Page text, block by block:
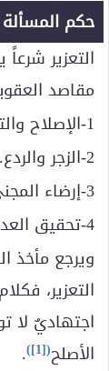
حكم المسألة
التعزير
مقاصد
1-الإصلاح والتأديب.
2-الزجر والردع.
3-إرضاء المجني عليه ورد حق المجتمع من الجاني.
4-تحقيق العدالة.
ويرجع مأخذ
التعزير،
اجتهاديٌ لا
الأصلح(
[1]
)
.